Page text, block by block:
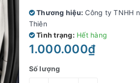
Thương hiệu: Công ty TNHH
Thiên
Tình trạng: Hết hàng
1.000.000₫
Số lượng